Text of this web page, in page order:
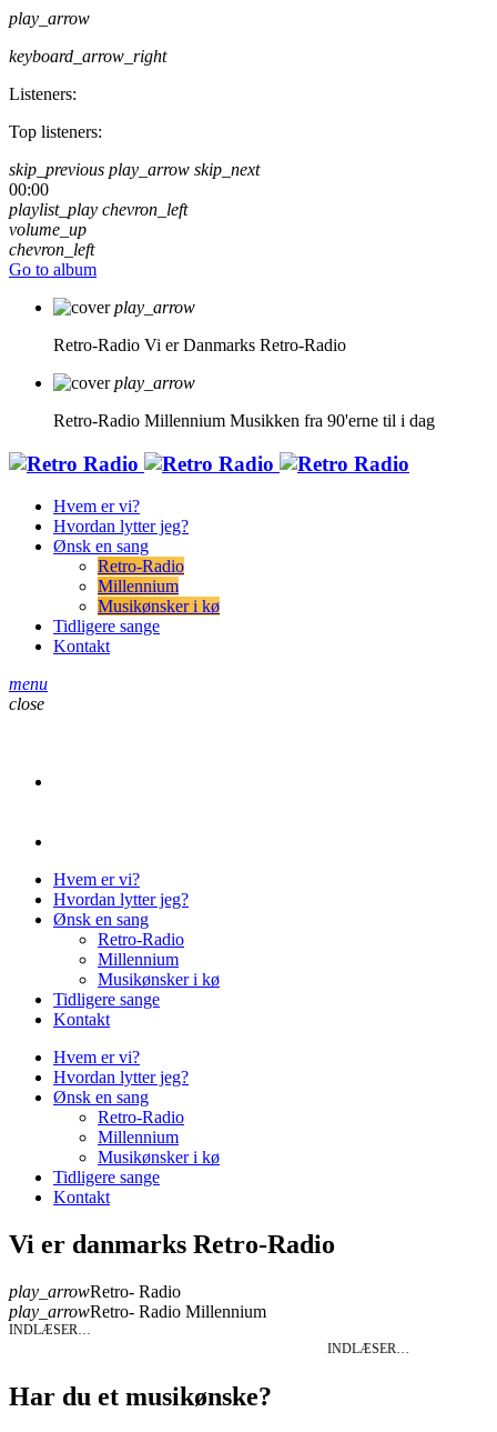
play_arrow
keyboard_arrow_right
Listeners:
Top listeners:
skip_previous play_arrow skip_next
00:00
playlist_play chevron_left
volume_up
chevron_left
Go to album
play_arrow
Retro-Radio Vi er Danmarks Retro-Radio
play_arrow
Retro-Radio Millennium Musikken fra 90'erne til i dag
Hvem er vi?
Hvordan lytter jeg?
Ønsk en sang
Retro-Radio
Millennium
Musikønsker i kø
Tidligere sange
Kontakt
menu
close
Hvem er vi?
Hvordan lytter jeg?
Ønsk en sang
Retro-Radio
Millennium
Musikønsker i kø
Tidligere sange
Kontakt
Hvem er vi?
Hvordan lytter jeg?
Ønsk en sang
Retro-Radio
Millennium
Musikønsker i kø
Tidligere sange
Kontakt
Vi er danmarks Retro-Radio
play_arrowRetro- Radio
play_arrowRetro- Radio Millennium
INDLÆSER…
INDLÆSER…
Har du et musikønske?